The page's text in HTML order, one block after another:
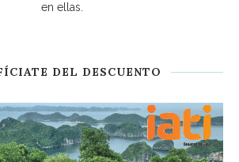
en ellas.
DEL DESCUENTO